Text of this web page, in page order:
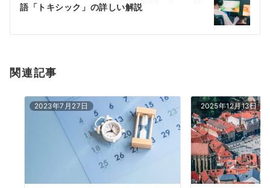
ン
語「トキシック」の詳しい解説
関連記事
2023年7月27日 2025年12月13日